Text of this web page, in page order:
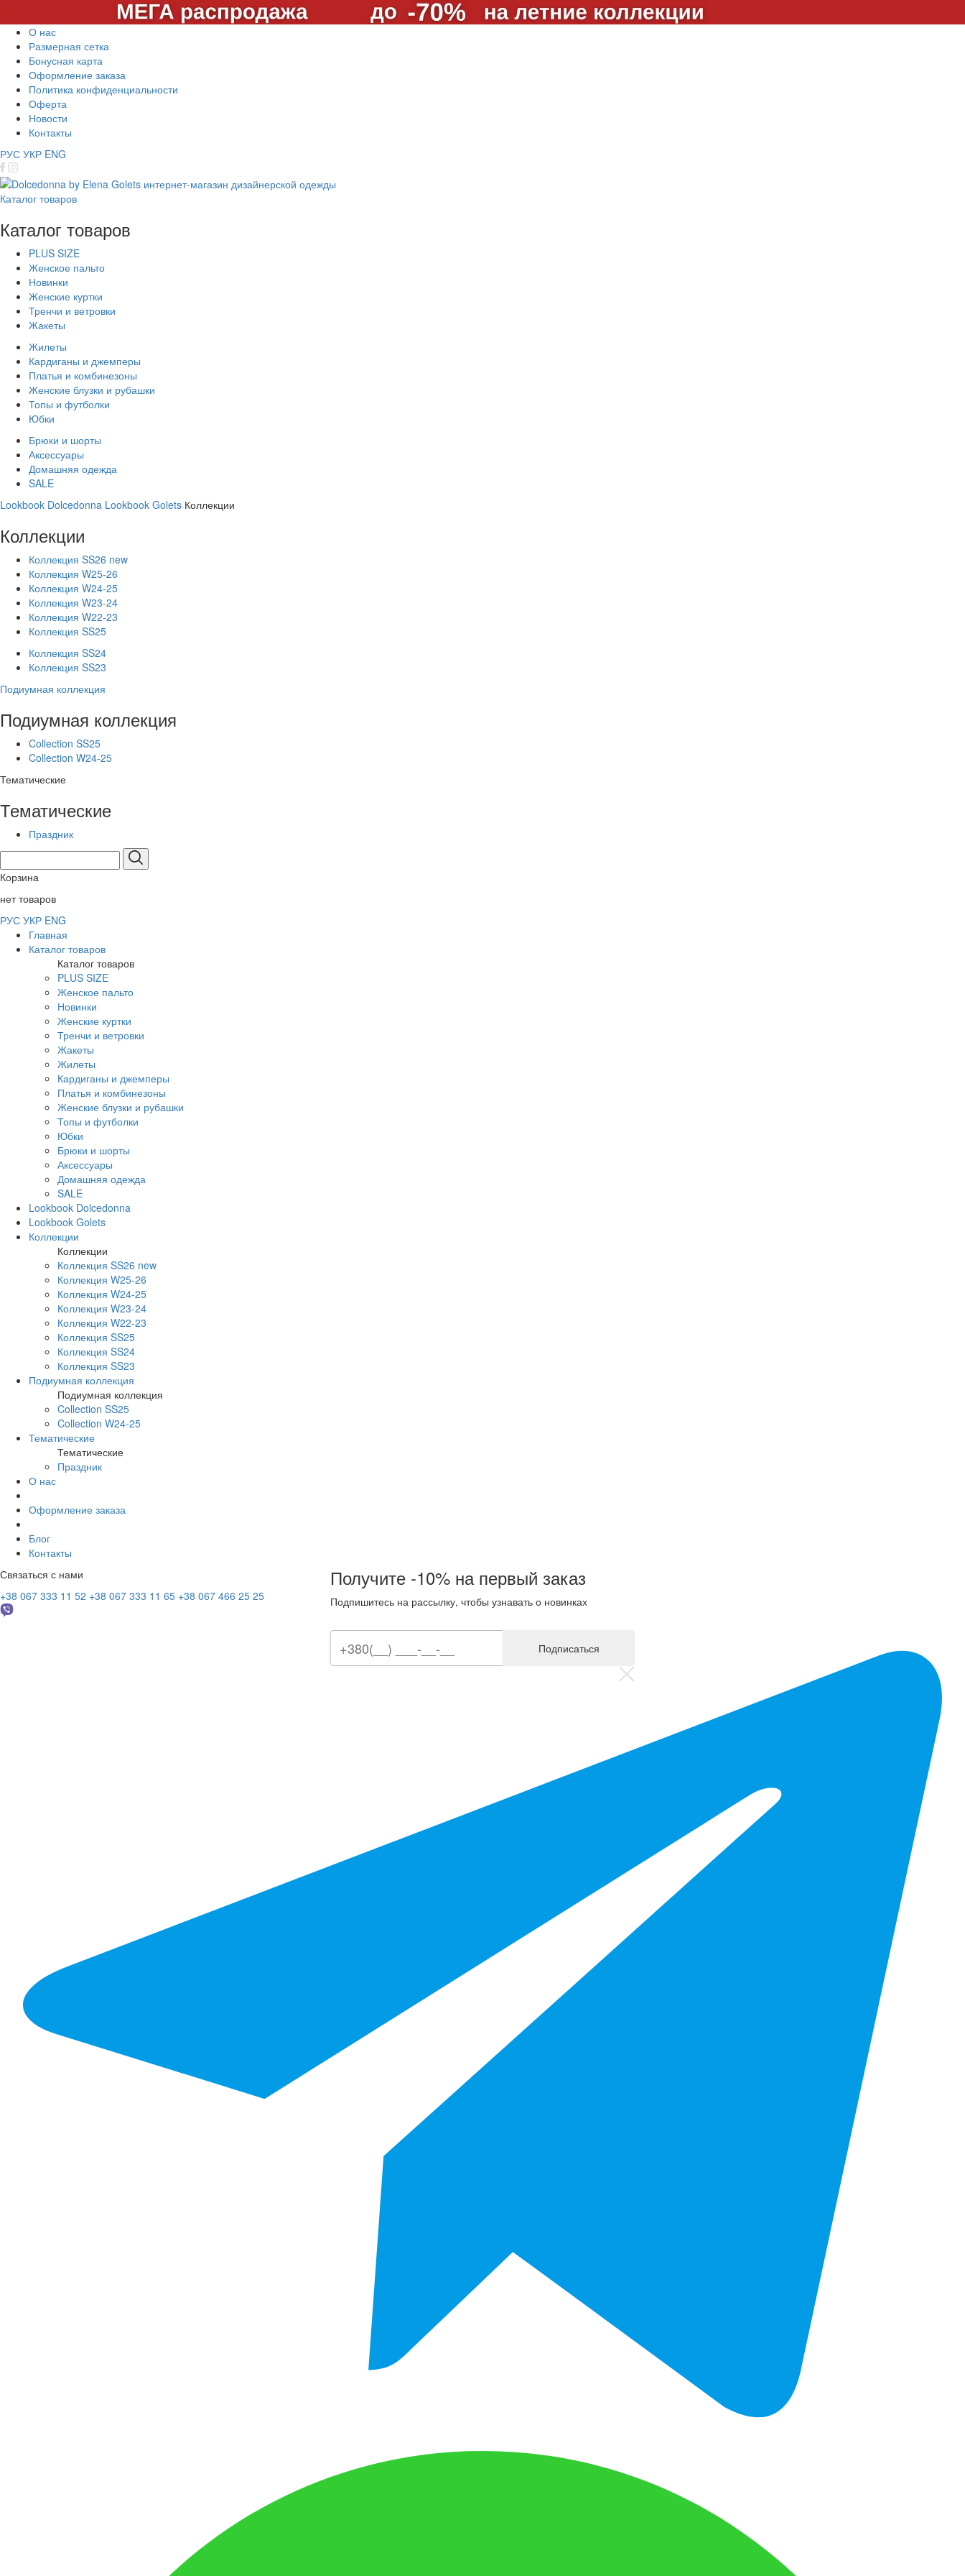
О нас
Размерная сетка
Бонусная карта
Оформление заказа
Политика конфиденциальности
Оферта
Новости
Контакты
РУС УКР ENG
Каталог товаров
Каталог товаров
PLUS SIZE
Женское пальто
Новинки
Женские куртки
Тренчи и ветровки
Жакеты
Жилеты
Кардиганы и джемперы
Платья и комбинезоны
Женские блузки и рубашки
Топы и футболки
Юбки
Брюки и шорты
Аксессуары
Домашняя одежда
SALE
Lookbook Dolcedonna Lookbook Golets Коллекции
Коллекции
Коллекция SS26 new
Коллекция W25-26
Коллекция W24-25
Коллекция W23-24
Коллекция W22-23
Коллекция SS25
Коллекция SS24
Коллекция SS23
Подиумная коллекция
Подиумная коллекция
Collection SS25
Collection W24-25
Тематические
Тематические
Праздник
Корзина
нет товаров
РУС УКР ENG
Главная
Каталог товаров
Каталог товаров
PLUS SIZE
Женское пальто
Новинки
Женские куртки
Тренчи и ветровки
Жакеты
Жилеты
Кардиганы и джемперы
Платья и комбинезоны
Женские блузки и рубашки
Топы и футболки
Юбки
Брюки и шорты
Аксессуары
Домашняя одежда
SALE
Lookbook Dolcedonna
Lookbook Golets
Коллекции
Коллекции
Коллекция SS26 new
Коллекция W25-26
Коллекция W24-25
Коллекция W23-24
Коллекция W22-23
Коллекция SS25
Коллекция SS24
Коллекция SS23
Подиумная коллекция
Подиумная коллекция
Collection SS25
Collection W24-25
Тематические
Тематические
Праздник
О нас
Оформление заказа
Блог
Контакты
Связаться с нами
+38 067 333 11 52 +38 067 333 11 65 +38 067 466 25 25
Получите -10% на первый заказ
Подпишитесь на рассылку, чтобы узнавать о новинках
Подписаться